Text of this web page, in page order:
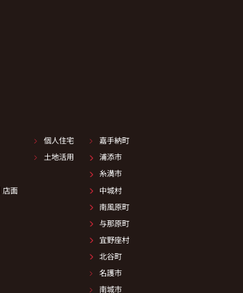
店面
個人住宅
土地活用
嘉手納町
浦添市
糸満市
中城村
南風原町
与那原町
宜野座村
北谷町
名護市
南城市